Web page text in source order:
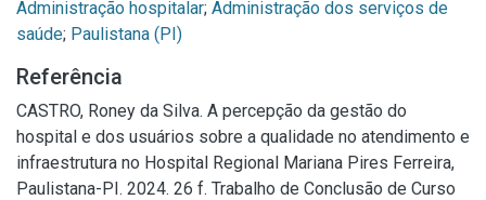
Administração hospitalar; Administração dos serviços de
saúde; Paulistana (PI)
Referência
CASTRO, Roney da Silva. A percepção da gestão do
hospital e dos usuários sobre a qualidade no atendimento e
infraestrutura no Hospital Regional Mariana Pires Ferreira,
Paulistana-PI. 2024. 26 f. Trabalho de Conclusão de Curso